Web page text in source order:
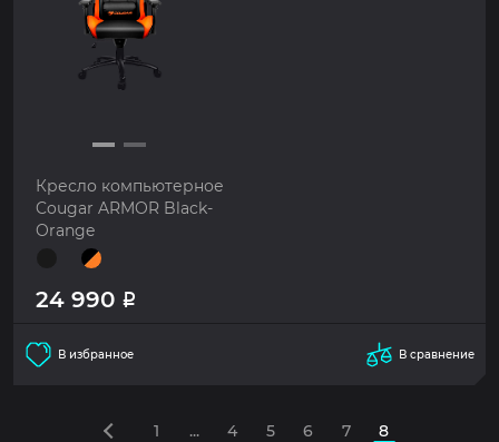
В избранное В сравнение
Кресло компьютерное
Cougar ARMOR Black-
Orange
24 990 Р
1 ... 4 5 6 7 8